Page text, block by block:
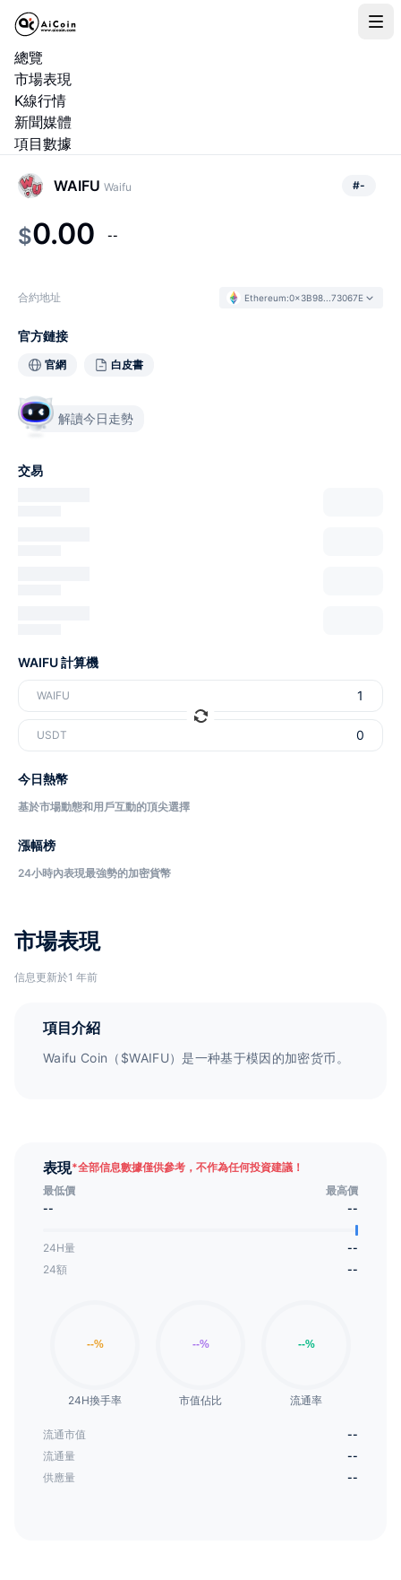
總覽
市場表現
K線行情
新聞媒體
項目數據
市場表現
信息更新於1 年前
項目介紹
Waifu Coin（$WAIFU）是一种基于模因的加密货币。
表現*全部信息數據僅供參考，不作為任何投資建議！
最低價
最高價
--
--
24H量
--
24額
--
24H換手率 市值佔比 流通率
流通市值
--
流通量
--
供應量
--
WAIFU Waifu #-
$0.00 --
合約地址 Ethereum:0x3B98...73067E
官方鏈接
官網 白皮書
解讀今日走勢
交易
WAIFU 計算機
WAIFU
USDT
今日熱幣
基於市場動態和用戶互動的頂尖選擇
漲幅榜
24小時內表現最強勢的加密貨幣